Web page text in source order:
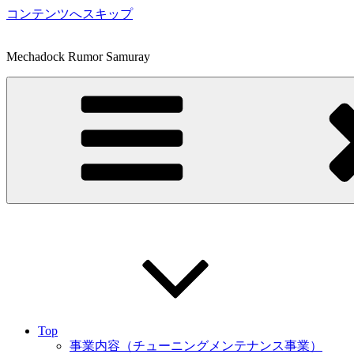
コンテンツへスキップ
Mechadock Rumor Samuray
Top
事業内容（チューニングメンテナンス事業）